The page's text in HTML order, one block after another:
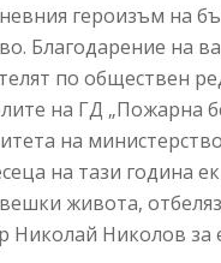
героизъм на
Благодарение на
по обществен
на ГД „Пожарна
на
на тази година
живота,
Николай Николов за